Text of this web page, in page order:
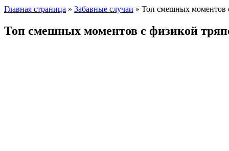
Главная страница » Забавные случаи » Топ смешных моментов
Топ смешных моментов с физикой